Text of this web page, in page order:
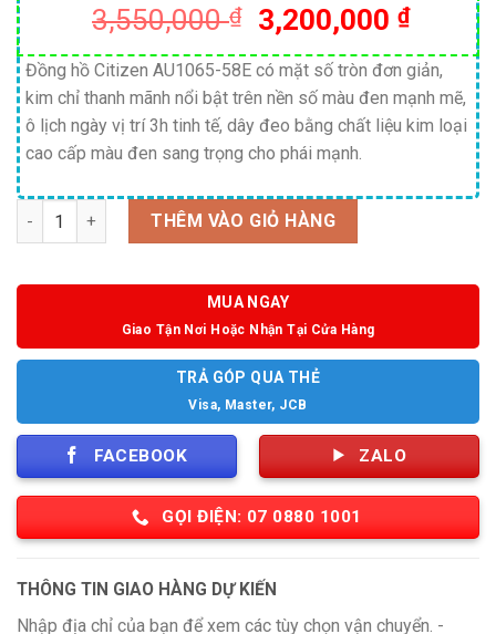
3,550,000₫
Giá
gốc
là:
3,550,000 ₫.
3,200,000 ₫Giá
hiện
tại
là:
Đồng hồ Citizen AU1065-58E có mặt số tròn đơn giản,
kim chỉ thanh mãnh nổi bật trên nền số màu đen mạnh mẽ,
ô lịch ngày vị trí 3h tinh tế, dây đeo bằng chất liệu kim loại
cao cấp màu đen sang trọng cho phái mạnh.
Số lượng THÊM VÀO GIỎ HÀNG
MUA NGAY
Giao Tận Nơi Hoặc Nhận Tại Cửa Hàng
TRẢ GÓP QUA THẺ
Visa, Master, JCB
FACEBOOK ZALO
GỌI ĐIỆN: 07 0880 1001
THÔNG TIN GIAO HÀNG DỰ KIẾN
Nhập địa chỉ của bạn để xem các tùy chọn vận chuyển. -